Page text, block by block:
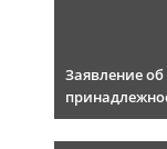
Заявление